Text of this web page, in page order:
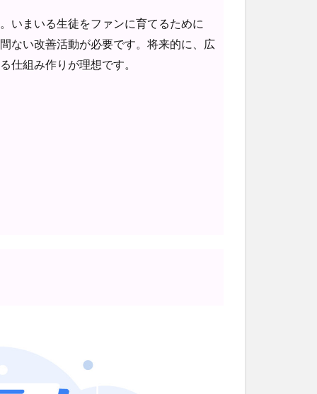
いまいる生徒をファンに育てるために
ない改善活動が必要です。将来的に、広
仕組み作りが理想です。